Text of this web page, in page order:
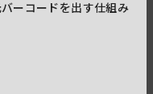
ーコードを出す仕組み